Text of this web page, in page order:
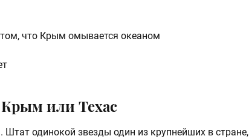
что Крым омывается океаном
или Техас
. Штат одинокой звезды один из крупнейших в стране,